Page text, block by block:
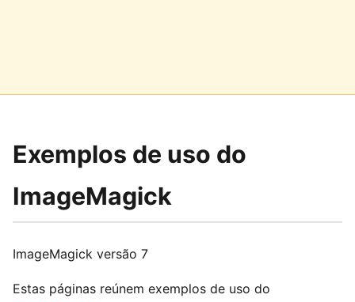
Exemplos de uso do
ImageMagick
ImageMagick versão 7
Estas páginas reúnem exemplos de uso do